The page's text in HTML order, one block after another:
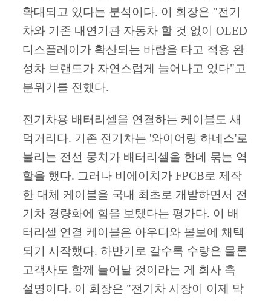
확대되고 있다는 분석이다. 이 회장은 "전기
차와 기존 내연기관 자동차 할 것 없이 OLED
디스플레이가 확산되는 바람을 타고 적용 완
성차 브랜드가 자연스럽게 늘어나고 있다"고
분위기를 전했다.
전기차용 배터리셀을 연결하는 케이블도 새
먹거리다. 기존 전기차는 '와이어링 하네스'로
불리는 전선 뭉치가 배터리셀을 한데 묶는 역
할을 했다. 그러나 비에이치가 FPCB로 제작
한 대체 케이블을 국내 최초로 개발하면서 전
기차 경량화에 힘을 보탰다는 평가다. 이 배
터리셀 연결 케이블은 아우디와 볼보에 채택
되기 시작했다. 하반기로 갈수록 수량은 물론
고객사도 함께 늘어날 것이라는 게 회사 측
설명이다. 이 회장은 "전기차 시장이 이제 막